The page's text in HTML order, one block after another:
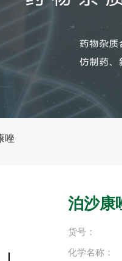
唑
泊沙康
货号：
化学名称：